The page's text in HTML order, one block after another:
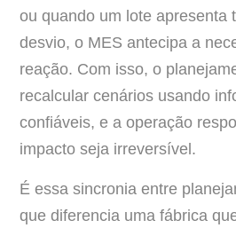
ou quando um lote apresenta
desvio, o MES antecipa a
reação. Com isso, o
recalcular cenários usando
confiáveis, e a operação
impacto seja irreversível.
É essa sincronia entre
que diferencia uma fábrica